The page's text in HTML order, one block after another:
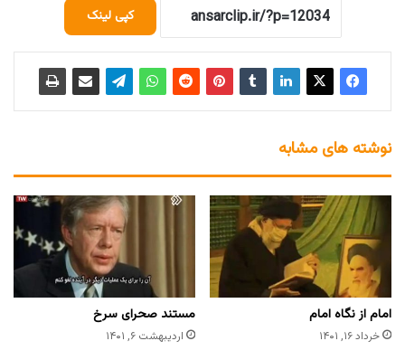
کپی لینک
نوشته های مشابه
امام از نگاه امام
خرداد ۱۶, ۱۴۰۱
مستند صحرای سرخ
اردیبهشت ۶, ۱۴۰۱